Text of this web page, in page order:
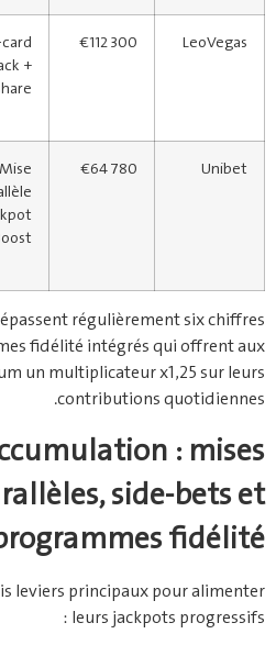
LeoVegas
€112 300
+
Unibet
€64 780
Mise
régulièrement six chiffres
fidélité intégrés qui offrent aux
un multiplicateur x1,25 sur leurs
contributions quotidiennes.
: mises
side‑bets et
fidélité
leviers principaux pour alimenter
leurs jackpots progressifs :